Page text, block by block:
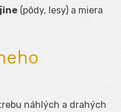
(pôdy, lesy) a miera
náhlých a drahých